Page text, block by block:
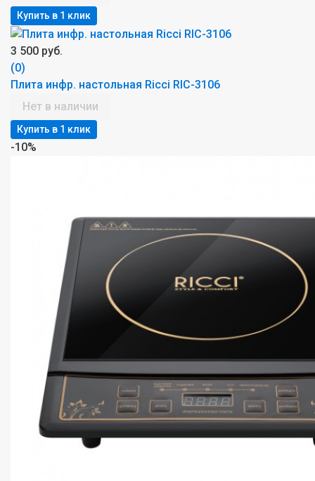
3 500 руб.
(0)
Плита инфр. настольная Ricci RIC-3106
Нет в наличии
-10%